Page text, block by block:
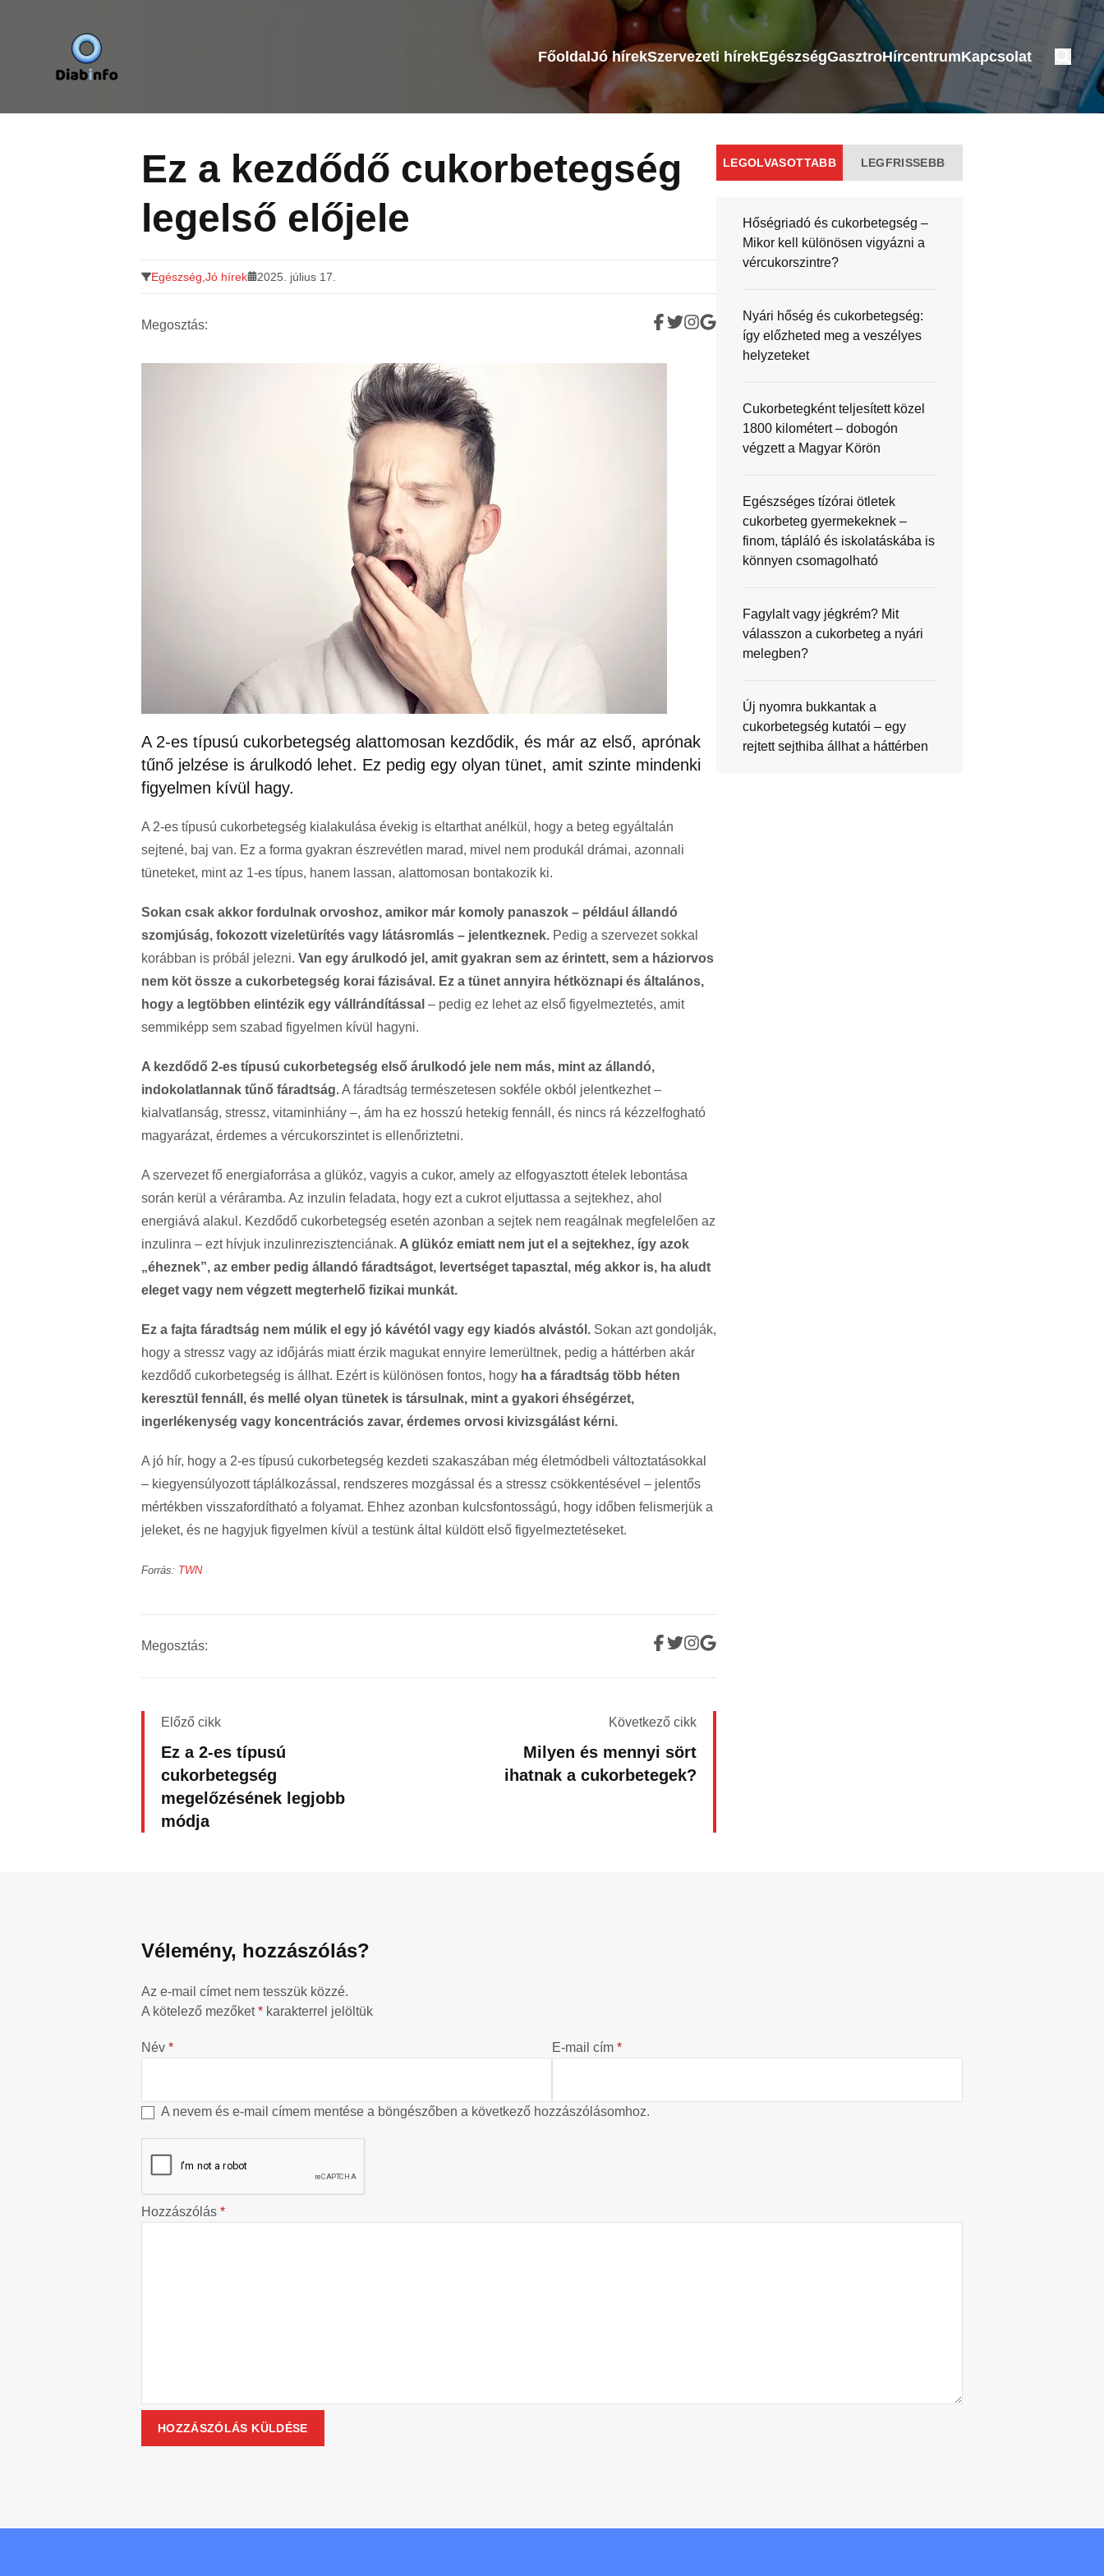
Tovább
Főoldal Jó hírekSzervezeti hírekEgészségGasztroHírcentrumKapcsolat
Ez a kezdődő cukorbetegség
legelső előjele
Egészség Jó hírek 2025. július 17.
Megosztás:
A 2-es típusú cukorbetegség alattomosan kezdődik, és már az első, aprónak
tűnő jelzése is árulkodó lehet. Ez pedig egy olyan tünet, amit szinte mindenki
figyelmen kívül hagy.
A 2-es típusú cukorbetegség kialakulása évekig is eltarthat anélkül, hogy a beteg egyáltalán
sejtené, baj van. Ez a forma gyakran észrevétlen marad, mivel nem produkál drámai, azonnali
tüneteket, mint az 1-es típus, hanem lassan, alattomosan bontakozik ki.
Sokan csak akkor fordulnak orvoshoz, amikor már komoly panaszok – például állandó
szomjúság, fokozott vizeletürítés vagy látásromlás – jelentkeznek. Pedig a szervezet sokkal
korábban is próbál jelezni. Van egy árulkodó jel, amit gyakran sem az érintett, sem a háziorvos
nem köt össze a cukorbetegség korai fázisával. Ez a tünet annyira hétköznapi és általános,
hogy a legtöbben elintézik egy vállrándítással – pedig ez lehet az első figyelmeztetés, amit
semmiképp sem szabad figyelmen kívül hagyni.
A kezdődő 2-es típusú cukorbetegség első árulkodó jele nem más, mint az állandó,
indokolatlannak tűnő fáradtság.A fáradtság természetesen sokféle okból jelentkezhet–
kialvatlanság, stressz, vitaminhiány –, ám ha ez hosszú hetekig fennáll, és nincs rá kézzelfogható
magyarázat, érdemes a vércukorszintet is ellenőriztetni.
A szervezet fő energiaforrása a glükóz, vagyis a cukor, amely az elfogyasztott ételek lebontása
során kerül a véráramba. Az inzulin feladata, hogy ezt a cukrot eljuttassa a sejtekhez, ahol
energiává alakul. Kezdődő cukorbetegség esetén azonban a sejtek nem reagálnak megfelel ően az
inzulinra – ezt hívjuk inzulinrezisztenciának. A glükóz emiatt nem jut el a sejtekhez, így azok
„éheznek”, az ember pedig állandó fáradtságot, levertséget tapasztal, még akkor is, ha aludt
eleget vagy nem végzett megterhel ő fizikai munkát.
Ez a fajta fáradtság nem múlik el egy jó kávétól vagy egy kiadós alvástól. Sokan azt gondolják,
hogy a stressz vagy az időjárás miatt érzik magukat ennyire lemerültnek, pedig a háttérben akár
kezdődő cukorbetegség is állhat. Ezért is különösen fontos, hogy ha a fáradtság több héten
keresztül fennáll, és mellé olyan tünetek is társulnak, mint a gyakori éhségérzet,
ingerlékenység vagy koncentrációs zavar, érdemes orvosi kivizsgálást kérni.
A jó hír, hogy a 2-es típusú cukorbetegség kezdeti szakaszában még életmódbeli változtatásokkal
– kiegyensúlyozott táplálkozással, rendszeres mozgással és a stressz csökkentésével – jelentős
mértékben visszafordítható a folyamat. Ehhez azonban kulcsfontosságú, hogy időben felismerjük a
jeleket, és ne hagyjuk figyelmen kívül a testünk által küldött első figyelmeztetéseket.
Forrás: TWN
Megosztás:
Előző cikk
Ez a 2-es típusú
cukorbetegség
megelőzésének legjobb
módja
Következő cikk
Milyen és mennyi sört
ihatnak a cukorbetegek?
LEGOLVASOTTABB LEGFRISSEBB
Hőségriadó és cukorbetegség –
Mikor kell különösen vigyázni a
vércukorszintre?
Nyári hőség és cukorbetegség:
így előzheted meg a veszélyes
helyzeteket
Cukorbetegként teljesített közel
1800 kilométert – dobogón
végzett a Magyar Körön
Egészséges tízórai ötletek
cukorbeteg gyermekeknek –
finom, tápláló és iskolatáskába is
könnyen csomagolható
Fagylalt vagy jégkrém? Mit
válasszon a cukorbeteg a nyári
melegben?
Új nyomra bukkantak a
cukorbetegség kutatói – egy
rejtett sejthiba állhat a háttérben
Vélemény, hozzászólás?
Az e-mail címet nem tesszük közzé.
A kötelező mezőket* karakterrel jelöltük
Név * E-mail cím *
A nevem és e-mail címem mentése a böngészőben a következő hozzászólásomhoz.
Hozzászólás *